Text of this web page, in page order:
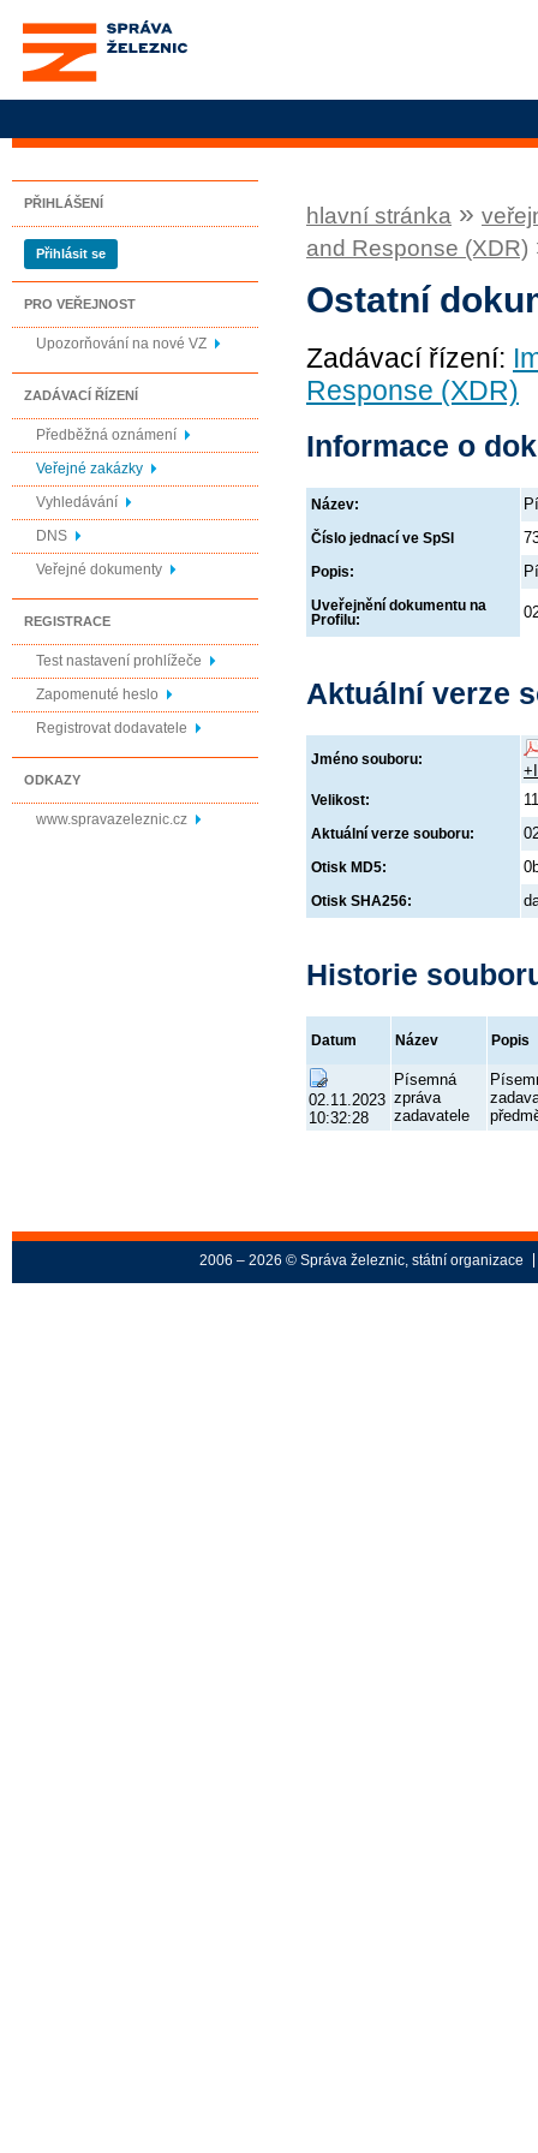
Správa železnic, státní
organizace
PŘIHLÁŠENÍ
Přihlásit se
PRO VEŘEJNOST
Upozorňování na nové VZ
ZADÁVACÍ ŘÍZENÍ
Předběžná oznámení
Veřejné zakázky
Vyhledávání
DNS
Veřejné dokumenty
REGISTRACE
Test nastavení prohlížeče
Zapomenuté heslo
Registrovat dodavatele
ODKAZY
www.spravazeleznic.cz
hlavní stránka »
and Response (XDR)
Ostatní
Zadávací řízení:
Response (XDR)
Informace o
Název:
Číslo jednací ve SpSl
Popis:
Uveřejnění dokumentu na
Profilu:
Aktuální verze
Jméno souboru:
Velikost:
Aktuální verze souboru:
Otisk MD5:
Otisk SHA256:
Historie
Datum Název Popis
02.11.2023
10:32:28
Písemná
zpráva
zadavatele
2006 – 2026 © Správa železnic, státní organizace